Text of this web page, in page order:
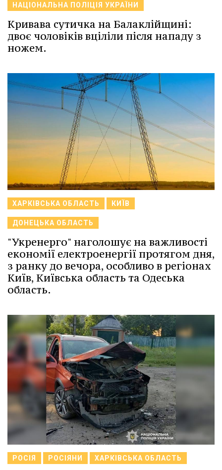
НАЦІОНАЛЬНА ПОЛІЦІЯ УКРАЇНИ
Кривава сутичка на Балаклійщині:
двоє чоловіків вціліли після нападу з
ножем.
ХАРКІВСЬКА ОБЛАСТЬ КИЇВ
ДОНЕЦЬКА ОБЛАСТЬ
"Укренерго" наголошує на важливості
економії електроенергії протягом дня,
з ранку до вечора, особливо в регіонах
Київ, Київська область та Одеська
область.
РОСІЯ РОСІЯНИ ХАРКІВСЬКА ОБЛАСТЬ